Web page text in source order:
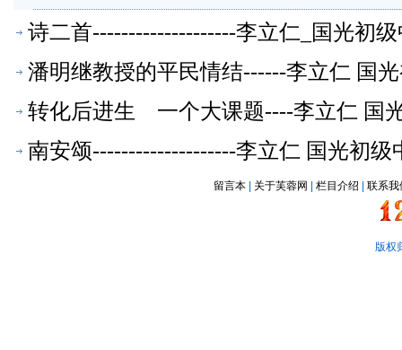
诗二首--------------------李立仁_国光初
潘明继教授的平民情结------李立仁 国
转化后进生 一个大课题----李立仁 国
南安颂--------------------李立仁 国光初级
留言本| 关于芙蓉网 栏目介绍 联系我
版权